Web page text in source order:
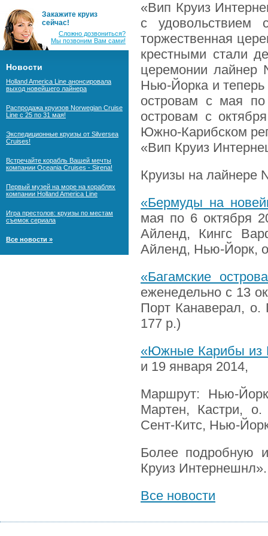
Закажите круиз
сейчас!
Сложно дозвониться?
Мы позвоним Вам сами!
Новости
Holland America Line анонсировала
выход новейшего лайнера
Распродажа круизов Norwegian Cruise
Line с 25 по 31 мая!
Экспедиционные круизы от Silversea
Cruises!
Встречайте корабль Вашей мечты
компании Oceania Cruises - Sirena!
Первый музей на море на кораблях
компании Holland America Line
Игра престолов: круизы по местам
съемок сериала
Все новости »
«Вип Круиз
с
торжественная
крестными стали
церемонии лайнер
Нью-Йорка и
островам с мая по
островам с
Южно-Карибском
«Вип Круиз
Круизы на лайнере
«Бермуды на
мая по 6 октября
Айленд, Кингс
Айленд, Нью-Йорк,
«Багамские
еженедельно с 13
Порт Канаверал, о.
177 р.)
«Южные Карибы из
и 19 января 2014,
Маршрут: Нью-
Мартен, Кастри,
Сент-Китс, Нью-
Более подробную
Круиз Интернешнл».
Все новости